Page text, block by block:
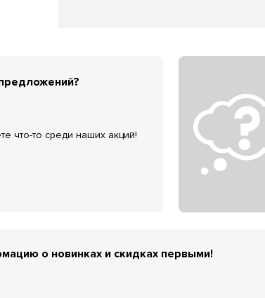
что-то среди наших акций!
о новинках и скидках первыми!